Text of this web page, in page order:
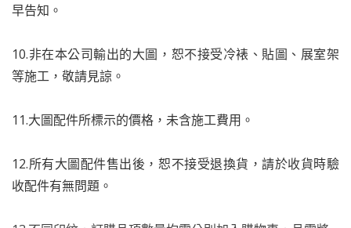
早告知。
10.非在本公司輸出的大圖，恕不接受冷裱、貼圖、展室架
等施工，敬請見諒。
11.大圖配件所標示的價格，未含施工費用。
12.所有大圖配件售出後，恕不接受退換貨，請於收貨時驗
收配件有無問題。